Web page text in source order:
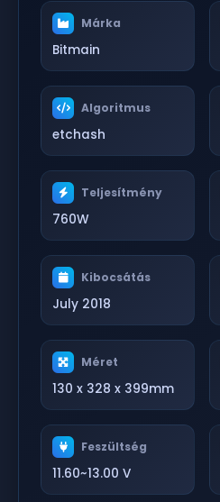
Márka
Bitmain
Algoritmus
etchash
Teljesítmény
760W
Kibocsátás
July 2018
Méret
130 x 328 x 399mm
Feszültség
11.60~13.00 V